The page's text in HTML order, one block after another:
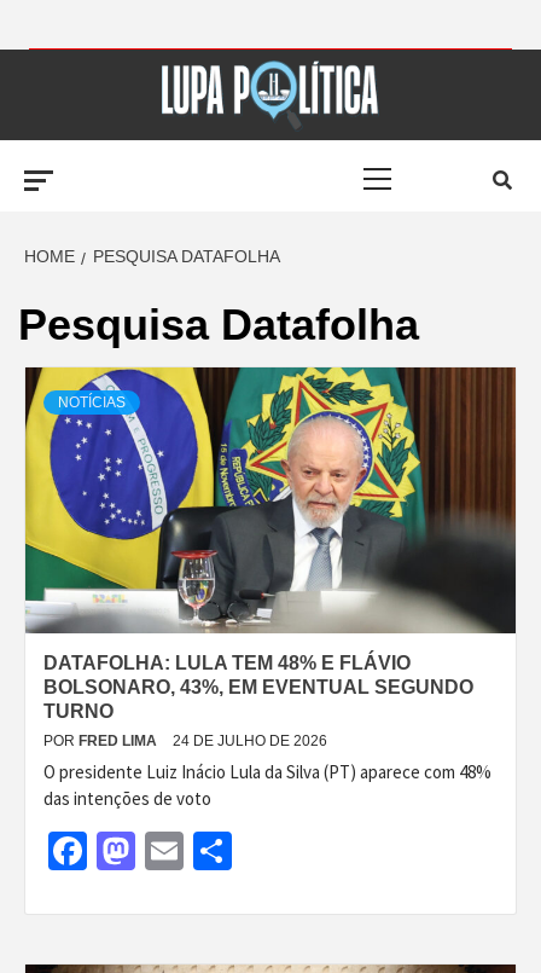
LUPA
POLÍTICA –
AMPLIANDO A
NOTÍCIA
HOME PESQUISA DATAFOLHA
Pesquisa Datafolha
NOTÍCIAS
DATAFOLHA: LULA TEM 48% E FLÁVIO
BOLSONARO, 43%, EM EVENTUAL SEGUNDO
TURNO
POR FRED LIMA 24 DE JULHO DE 2026
O presidente Luiz Inácio Lula da Silva (PT) aparece com 48%
das intenções de voto
Facebook
Mastodon
Email